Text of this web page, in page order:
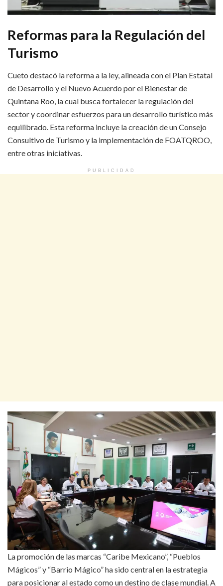
Reformas para la Regulación del
Turismo
Cueto destacó la reforma a la ley, alineada con el Plan Estatal
de Desarrollo y el Nuevo Acuerdo por el Bienestar de
Quintana Roo, la cual busca fortalecer la regulación del
sector y coordinar esfuerzos para un desarrollo turístico más
equilibrado. Esta reforma incluye la creación de un Consejo
Consultivo de Turismo y la implementación de FOATQROO,
entre otras iniciativas.
PUBLICIDAD
La promoción de las marcas “Caribe Mexicano”, “Pueblos
Mágicos” y “Barrio Mágico” ha sido central en la estrategia
para posicionar al estado como un destino de clase mundial. A